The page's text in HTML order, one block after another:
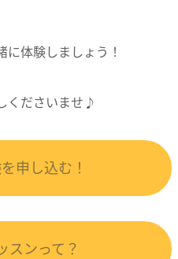
体験しましょう！
くださいませ♪
申し込む！
スンって？